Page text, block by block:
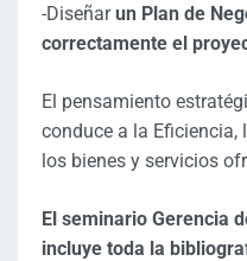
-Diseñarun Plan de
correctamente el
El pensamiento
conduce a la Eficiencia,
los bienes y servicios
El seminario Gerencia
incluye toda la